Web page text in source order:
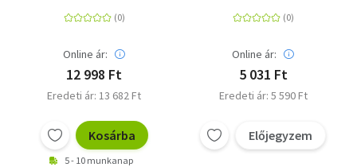
Online ár:
12 998 Ft
Eredeti ár: 13 682 Ft
Kosárba
5 - 10 munkanap
Online ár:
5 031 Ft
Eredeti ár: 5 590 Ft
Előjegyzem